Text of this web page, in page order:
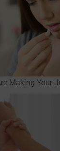
Making Your